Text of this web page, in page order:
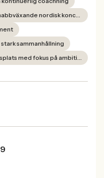
Karriärmöjligheter inom en snabbväxande nordisk koncern
sammanhållning
En entreprenörsdriven arbetsplats med fokus på ambition och utveckling